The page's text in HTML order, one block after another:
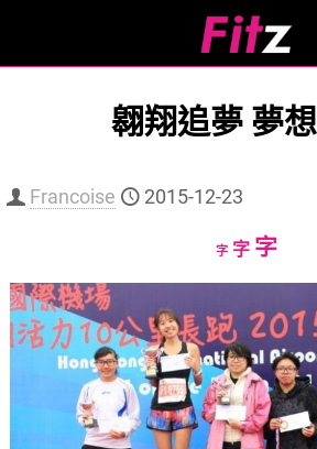
翱翔追夢 夢
Francoise 2015-12-23
字Decrease
字Reset
字